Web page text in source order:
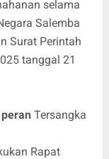
selama
Salemba
Surat Perintah
tanggal 21
peran Tersangka
Rapat